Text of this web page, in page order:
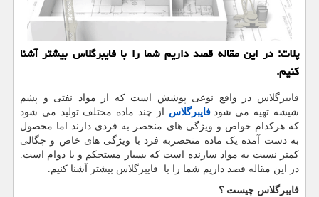
پلات: در این مقاله قصد داریم شما را با فایبرگلاس بیشتر آشنا
كنیم.
فایبرگلاس در واقع نوعی پوشش است که از مواد نفتی و پشم
شیشه تهیه می شود.فایبرگلاس از چند ماده مختلف تولید می شود
که هرکدام خواص و ویژگی های منحصر به فردی دارند اما محصول
به دست آمده یک ماده منحصربه فرد با ویژگی های خاص و چگالی
کمتر نسبت به مواد سازنده است که بسیار مستحکم و با دوام است.
در این مقاله قصد داریم شما را با فایبرگلاس بیشتر آشنا کنیم.
فایبرگلاس چیست ؟